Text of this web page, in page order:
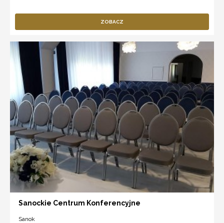
ZOBACZ
Sanockie Centrum Konferencyjne
Sanok